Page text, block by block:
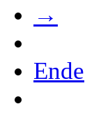
→
Ende